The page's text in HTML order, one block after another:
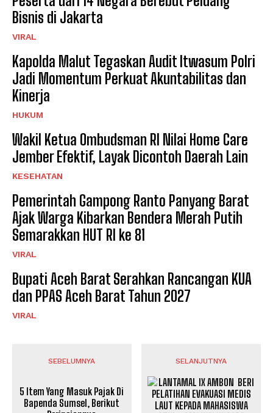
Bisnis di Jakarta
VIRAL
Kapolda Malut Tegaskan Audit Itwasum Polri
Jadi Momentum Perkuat Akuntabilitas dan
Kinerja
HUKUM
Wakil Ketua Ombudsman RI Nilai Home Care
Jember Efektif, Layak Dicontoh Daerah Lain
KESEHATAN
Pemerintah Gampong Ranto Panyang Barat
Ajak Warga Kibarkan Bendera Merah Putih
Semarakkan HUT RI ke 81
VIRAL
Bupati Aceh Barat Serahkan Rancangan KUA
dan PPAS Aceh Barat Tahun 2027
VIRAL
SEBELUMNYA
5 Item Yang Masuk Pajak Di
Bapenda Sumsel, Berikut
SELANJUTNYA